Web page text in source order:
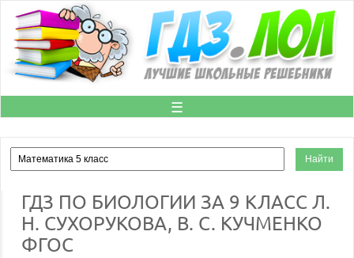
☰
ГДЗ ПО БИОЛОГИИ ЗА 9 КЛАСС Л.
Н. СУХОРУКОВА, В. С. КУЧМЕНКО
ФГОС